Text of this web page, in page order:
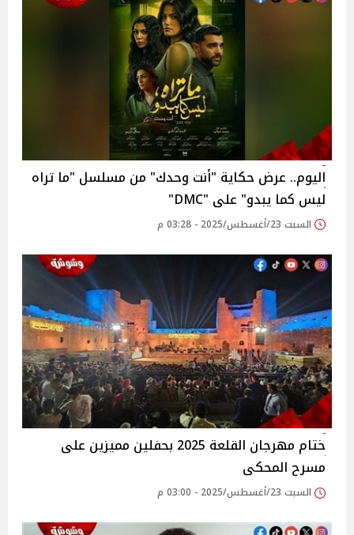
اليوم.. عرض حكاية "أنت وحدك" من مسلسل "ما تراه
ليس كما يبدو" على DMC"‎"
السبت 23/أغسطس/2025 - 03:28 م
ختام مهرجان القلعة 2025 بحفلين مميزين على
مسرح المحكى‎
السبت 23/أغسطس/2025 - 03:00 م